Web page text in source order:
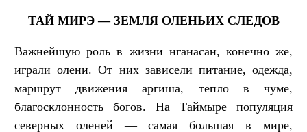
ТАЙ МИРЭ — ЗЕМЛЯ ОЛЕНЬИХ СЛЕДОВ
Важнейшую роль в жизни нганасан, конечно же,
играли олени. От них зависели питание, одежда,
маршрут движения аргиша, тепло в чуме,
благосклонность богов. На Таймыре популяция
северных оленей — самая большая в мире,